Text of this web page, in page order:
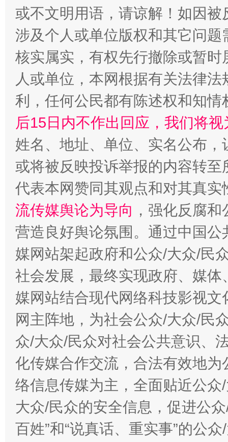
“蜀中异人”王建安的艺术幻境
东山县通报“牛蛙产品抗生素超标问题” 法
或不文明用语，请谅解！如因
涉及个人或单位版权和其它问题
核实属实，有权先行撤除或暂
人或单位，本网根据有关法律
利，任何公民都有陈述权和知情
后15日内不作出回应，我们将
姓名、地址、单位、实名公布
或将被反映投诉举报的内容转
代表本网赞同其观点和对其真实
流传媒舆论为导向 ，强化反腐
营造良好舆论氛围。通过中国
媒网站架起政府和公众/大众/民
社会发展，最终实现政府、媒
媒网站结合现代网络科技影视
网主阵地，为社会公众/大众/民
众/大众/民众对社会公共意识、
化传媒合作交流，合法有效地
络信息传媒为主，全面贴近公
大众/民众的安全信息，促进公
百姓”和“说真话、重实事”的公